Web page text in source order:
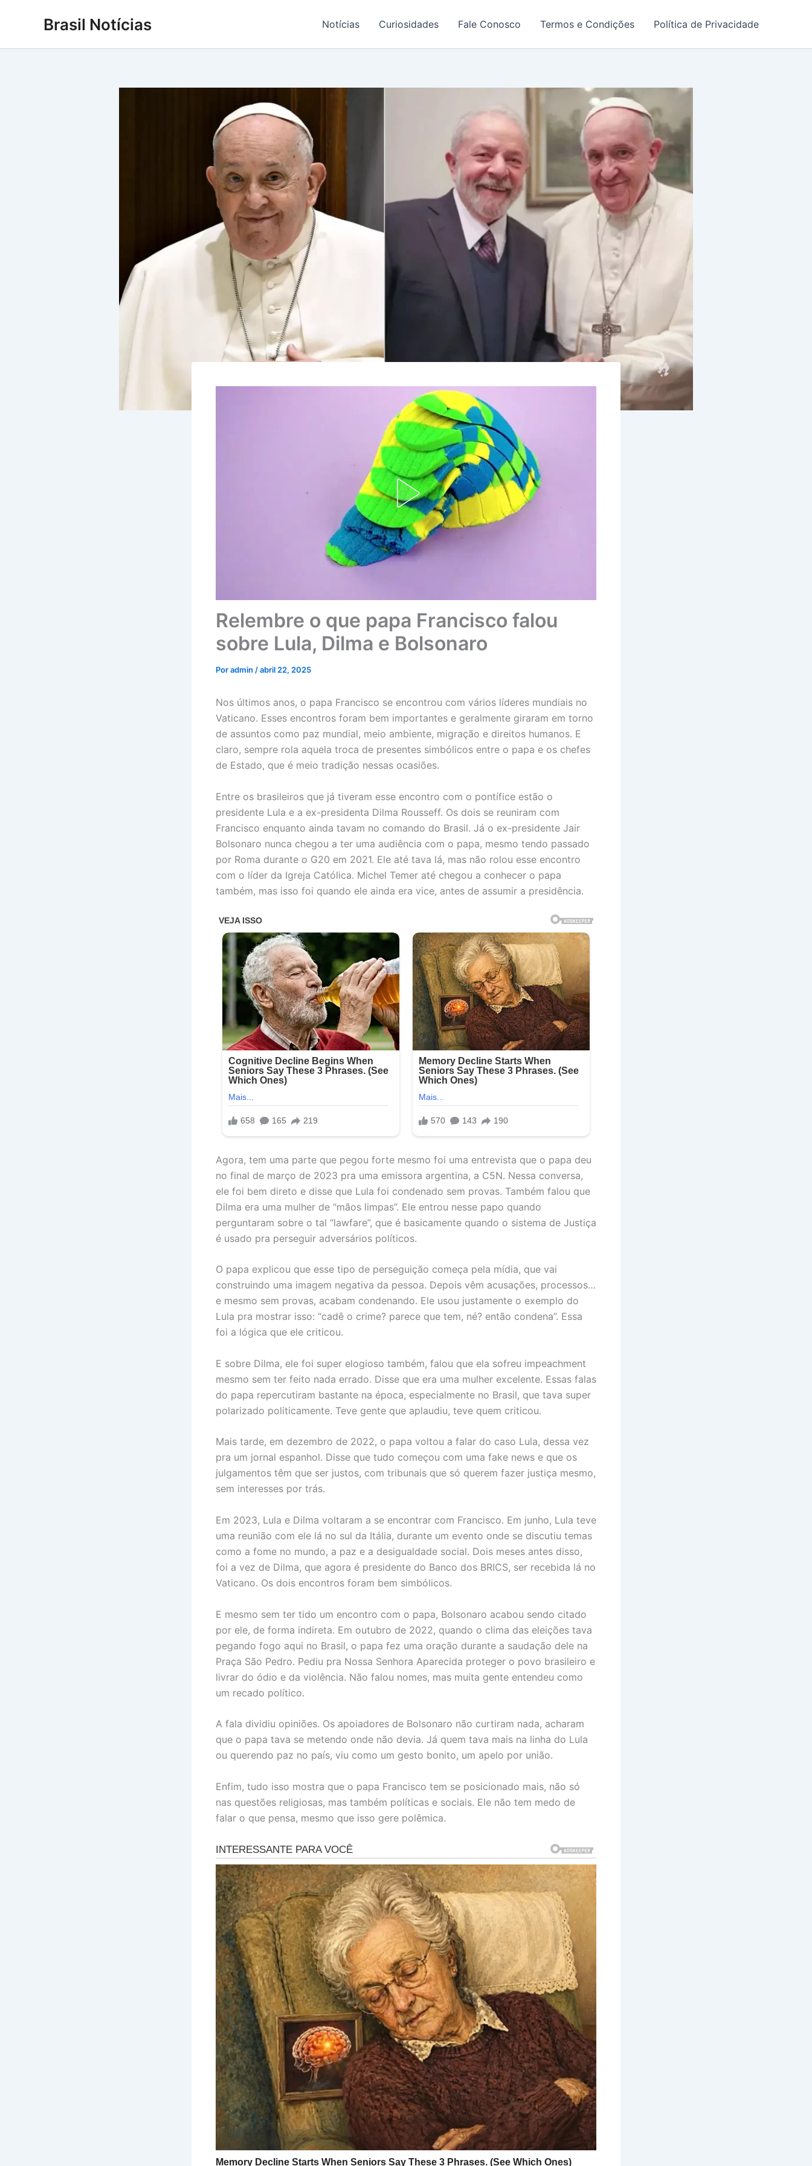
Brasil Notícias Notícias Curiosidades Fale Conosco Termos e Condições Política de Privacidade
Relembre o que papa Francisco falou
sobre Lula, Dilma e Bolsonaro
Poradmin /abril 22, 2025
Nos últimos anos, o papa Francisco se encontrou com vários líderes mundiais no
Vaticano. Esses encontros foram bem importantes e geralmente giraram em torno
de assuntos como paz mundial, meio ambiente, migração e direitos humanos. E
claro, sempre rola aquela troca de presentes simbólicos entre o papa e os chefes
de Estado, que é meio tradição nessas ocasiões.
Entre os brasileiros que já tiveram esse encontro com o pontífice estão o
presidente Lula e a ex-presidenta Dilma Rousseff. Os dois se reuniram com
Francisco enquanto ainda tavam no comando do Brasil. Já o ex-presidente Jair
Bolsonaro nunca chegou a ter uma audiência com o papa, mesmo tendo passado
por Roma durante o G20 em 2021. Ele até tava lá, mas não rolou esse encontro
com o líder da Igreja Católica. Michel Temer até chegou a conhecer o papa
também, mas isso foi quando ele ainda era vice, antes de assumir a presidência.
Agora, tem uma parte que pegou forte mesmo foi uma entrevista que o papa deu
no final de março de 2023 pra uma emissora argentina, a C5N. Nessa conversa,
ele foi bem direto e disse que Lula foi condenado sem provas. Também falou que
Dilma era uma mulher de “mãos limpas”. Ele entrou nesse papo quando
perguntaram sobre o tal “lawfare”, que é basicamente quando o sistema de Justiça
é usado pra perseguir adversários políticos.
O papa explicou que esse tipo de perseguição começa pela mídia, que vai
construindo uma imagem negativa da pessoa. Depois vêm acusações, processos…
e mesmo sem provas, acabam condenando. Ele usou justamente o exemplo do
Lula pra mostrar isso: “cadê o crime? parece que tem, né? então condena”. Essa
foi a lógica que ele criticou.
E sobre Dilma, ele foi super elogioso também, falou que ela sofreu impeachment
mesmo sem ter feito nada errado. Disse que era uma mulher excelente. Essas falas
do papa repercutiram bastante na época, especialmente no Brasil, que tava super
polarizado politicamente. Teve gente que aplaudiu, teve quem criticou.
Mais tarde, em dezembro de 2022, o papa voltou a falar do caso Lula, dessa vez
pra um jornal espanhol. Disse que tudo começou com uma fake news e que os
julgamentos têm que ser justos, com tribunais que só querem fazer justiça mesmo,
sem interesses por trás.
Em 2023, Lula e Dilma voltaram a se encontrar com Francisco. Em junho, Lula teve
uma reunião com ele lá no sul da Itália, durante um evento onde se discutiu temas
como a fome no mundo, a paz e a desigualdade social. Dois meses antes disso,
foi a vez de Dilma, que agora é presidente do Banco dos BRICS, ser recebida lá no
Vaticano. Os dois encontros foram bem simbólicos.
E mesmo sem ter tido um encontro com o papa, Bolsonaro acabou sendo citado
por ele, de forma indireta. Em outubro de 2022, quando o clima das eleições tava
pegando fogo aqui no Brasil, o papa fez uma oração durante a saudação dele na
Praça São Pedro. Pediu pra Nossa Senhora Aparecida proteger o povo brasileiro e
livrar do ódio e da violência. Não falou nomes, mas muita gente entendeu como
um recado político.
A fala dividiu opiniões. Os apoiadores de Bolsonaro não curtiram nada, acharam
que o papa tava se metendo onde não devia. Já quem tava mais na linha do Lula
ou querendo paz no país, viu como um gesto bonito, um apelo por união.
Enfim, tudo isso mostra que o papa Francisco tem se posicionado mais, não só
nas questões religiosas, mas também políticas e sociais. Ele não tem medo de
falar o que pensa, mesmo que isso gere polêmica.